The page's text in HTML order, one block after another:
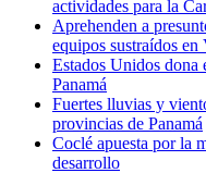
actividades para la
Aprehenden a
equipos sustraídos en
Estados Unidos dona
Panamá
Fuertes lluvias y
provincias de Panamá
Coclé apuesta por la
desarrollo